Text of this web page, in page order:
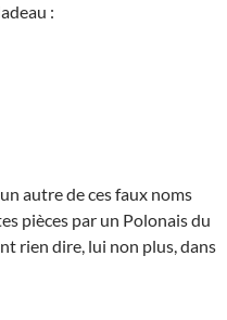
:
autre de ces faux noms
pièces par un Polonais du
rien dire, lui non plus, dans